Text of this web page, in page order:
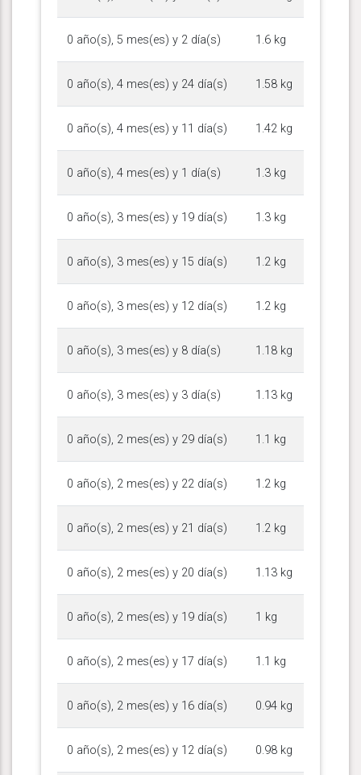
0 año(s), 5 mes(es) y 2 día(s) 1.6 kg
0 año(s), 4 mes(es) y 24 día(s) 1.58 kg
0 año(s), 4 mes(es) y 11 día(s) 1.42 kg
0 año(s), 4 mes(es) y 1 día(s) 1.3 kg
0 año(s), 3 mes(es) y 19 día(s) 1.3 kg
0 año(s), 3 mes(es) y 15 día(s) 1.2 kg
0 año(s), 3 mes(es) y 12 día(s) 1.2 kg
0 año(s), 3 mes(es) y 8 día(s) 1.18 kg
0 año(s), 3 mes(es) y 3 día(s) 1.13 kg
0 año(s), 2 mes(es) y 29 día(s) 1.1 kg
0 año(s), 2 mes(es) y 22 día(s) 1.2 kg
0 año(s), 2 mes(es) y 21 día(s) 1.2 kg
0 año(s), 2 mes(es) y 20 día(s) 1.13 kg
0 año(s), 2 mes(es) y 19 día(s) 1 kg
0 año(s), 2 mes(es) y 17 día(s) 1.1 kg
0 año(s), 2 mes(es) y 16 día(s) 0.94 kg
0 año(s), 2 mes(es) y 12 día(s) 0.98 kg